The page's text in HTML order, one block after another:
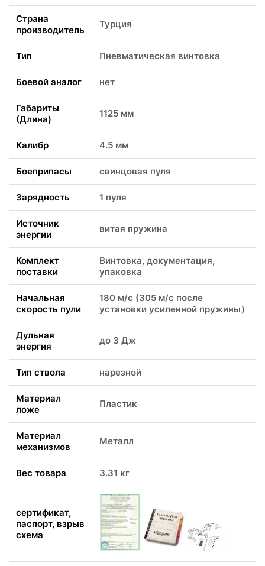
Страна
производитель
Турция
Тип Пневматическая винтовка
Боевой аналог нет
Габариты
(Длина)
1125 мм
Калибр 4.5 мм
Боеприпасы свинцовая пуля
Зарядность 1 пуля
Источник
энергии
витая пружина
Комплект
поставки
Винтовка, документация,
упаковка
Начальная
скорость пули
180 м/с (305 м/с после
установки усиленной пружины)
Дульная
энергия
до 3 Дж
Тип ствола нарезной
Материал
ложе
Пластик
Материал
механизмов
Металл
Вес товара 3.31 кг
сертификат,
паспорт, взрыв
схема